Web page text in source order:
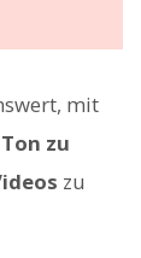
mit
zu
zu